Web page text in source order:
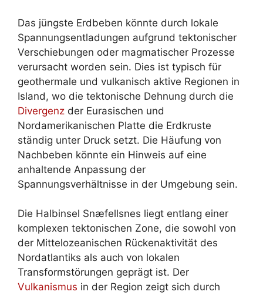
Das jüngste Erdbeben könnte durch lokale
Spannungsentladungen aufgrund tektonischer
Verschiebungen oder magmatischer Prozesse
verursacht worden sein. Dies ist typisch für
geothermale und vulkanisch aktive Regionen in
Island, wo die tektonische Dehnung durch die
Divergenz der Eurasischen und
Nordamerikanischen Platte die Erdkruste
ständig unter Druck setzt. Die Häufung von
Nachbeben könnte ein Hinweis auf eine
anhaltende Anpassung der
Spannungsverhältnisse in der Umgebung sein.
Die Halbinsel Snæfellsnes liegt entlang einer
komplexen tektonischen Zone, die sowohl von
der Mittelozeanischen Rückenaktivität des
Nordatlantiks als auch von lokalen
Transformstörungen geprägt ist. Der
Vulkanismus in der Region zeigt sich durch